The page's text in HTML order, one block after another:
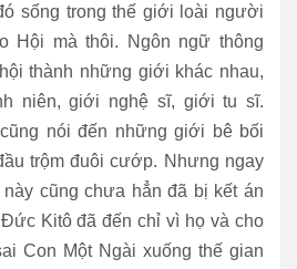
sống trong thế giới loài người
Hội mà thôi. Ngôn ngữ thông
thành những giới khác nhau,
niên, giới nghệ sĩ, giới tu sĩ.
nói đến những giới bê bối
trộm đuôi cướp. Nhưng ngay
cũng chưa hẳn đã bị kết án
Kitô đã đến chỉ vì họ và cho
Con Một Ngài xuống thế gian